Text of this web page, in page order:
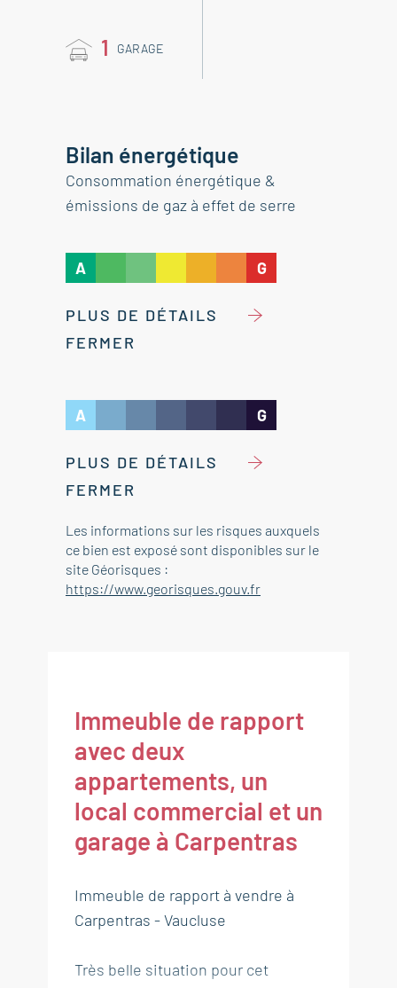
1 GARAGE
Bilan énergétique
Consommation énergétique &
émissions de gaz à effet de serre
A G
PLUS DE DÉTAILS
FERMER
A G
PLUS DE DÉTAILS
FERMER
Les informations sur les risques auxquels
ce bien est exposé sont disponibles sur le
site Géorisques :
https://www.georisques.gouv.fr
Immeuble de rapport
avec deux
appartements, un
local commercial et un
garage à Carpentras
Immeuble de rapport à vendre à
Carpentras - Vaucluse
Très belle situation pour cet